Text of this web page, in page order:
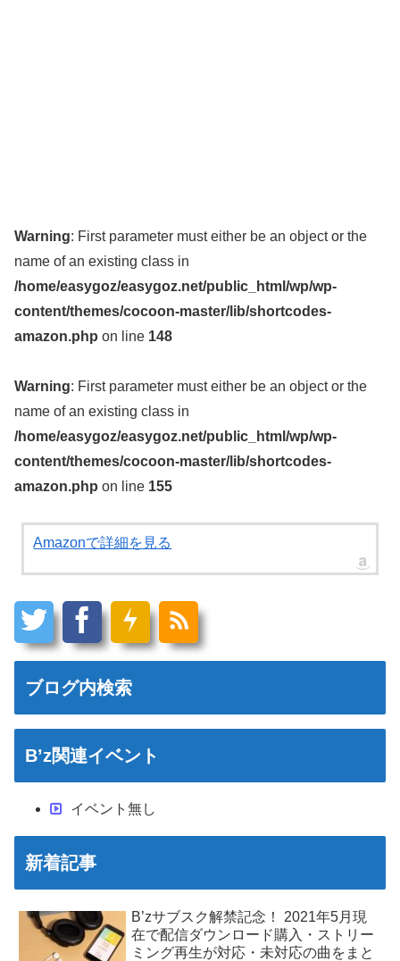
Warning: First parameter must either be an object or the
name of an existing class in
/home/easygoz/easygoz.net/public_html/wp/wp-
content/themes/cocoon-master/lib/shortcodes-
amazon.php on line 148
Warning: First parameter must either be an object or the
name of an existing class in
/home/easygoz/easygoz.net/public_html/wp/wp-
content/themes/cocoon-master/lib/shortcodes-
amazon.php on line 155
Amazonで詳細を見る
ブログ内検索
B’z関連イベント
イベント無し
新着記事
B’zサブスク解禁記念！ 2021年5月現
在で配信ダウンロード購入・ストリー
ミング再生が対応・未対応の曲をまと